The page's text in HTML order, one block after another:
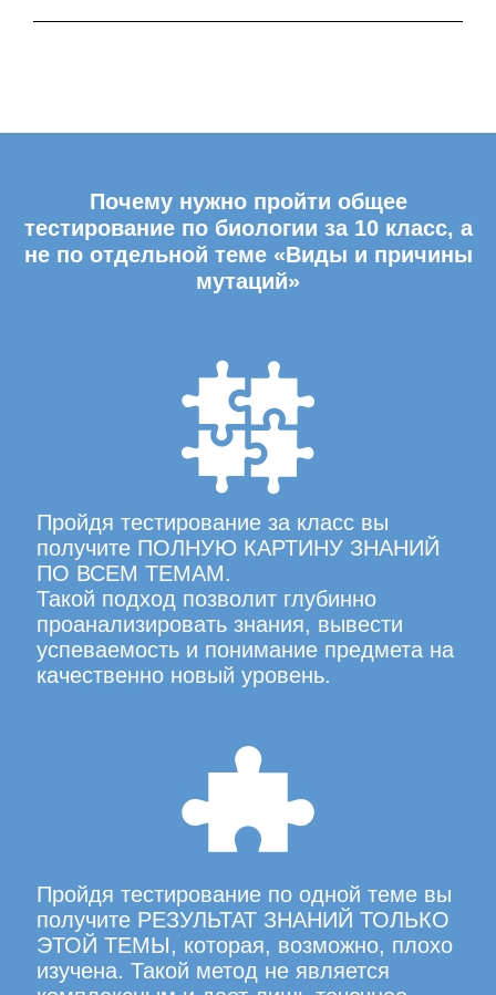
Почему нужно пройти общее
тестирование по биологии за 10 класс, а
не по отдельной теме «Виды и причины
мутаций»
Пройдя тестирование за класс вы
получите ПОЛНУЮ КАРТИНУ ЗНАНИЙ
ПО ВСЕМ ТЕМАМ.
Такой подход позволит глубинно
проанализировать знания, вывести
успеваемость и понимание предмета на
качественно новый уровень.
Пройдя тестирование по одной теме вы
получите РЕЗУЛЬТАТ ЗНАНИЙ ТОЛЬКО
ЭТОЙ ТЕМЫ, которая, возможно, плохо
изучена. Такой метод не является